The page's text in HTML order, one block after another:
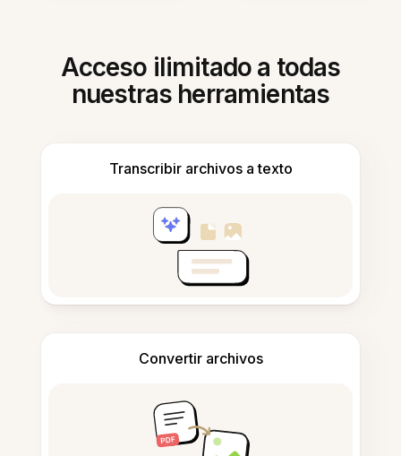
Acceso ilimitado a todas
nuestras herramientas
Transcribir archivos a texto
Convertir archivos